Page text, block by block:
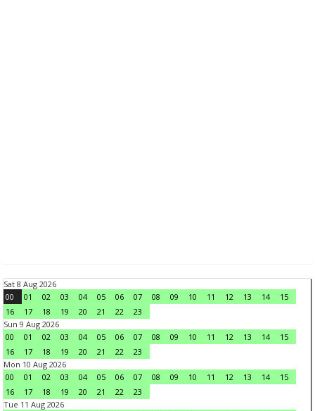
Sat 8 Aug 2026
00
01 02 03 04 05 06 07 08 09 10 11 12 13 14
15
16
17 18 19 20 21 22
23
Sun 9 Aug 2026
00
01 02 03 04 05 06 07 08 09 10 11 12 13 14
15
16
17 18 19 20 21 22
23
Mon 10 Aug 2026
00
01 02 03 04 05 06 07 08 09 10 11 12 13 14
15
16
17 18 19 20 21 22
23
Tue 11 Aug 2026